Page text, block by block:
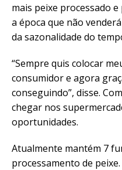
mais peixe processado
a época que não
da sazonalidade do
“Sempre quis colocar
consumidor e agora
conseguindo”, disse.
chegar nos
oportunidades.
Atualmente mantém 7
processamento de